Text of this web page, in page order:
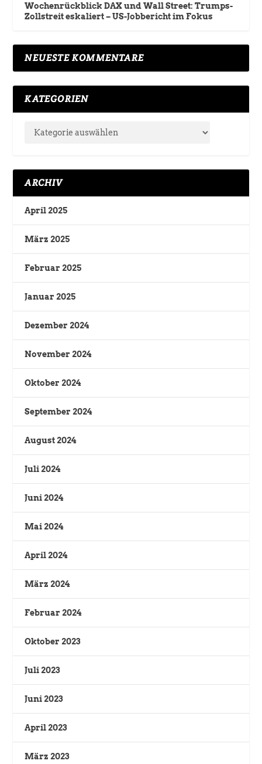
Wochenrückblick DAX und Wall Street: Trumps-
Zollstreit eskaliert – US-Jobbericht im Fokus
NEUESTE KOMMENTARE
KATEGORIEN
ARCHIV
April 2025
März 2025
Februar 2025
Januar 2025
Dezember 2024
November 2024
Oktober 2024
September 2024
August 2024
Juli 2024
Juni 2024
Mai 2024
April 2024
März 2024
Februar 2024
Oktober 2023
Juli 2023
Juni 2023
April 2023
März 2023